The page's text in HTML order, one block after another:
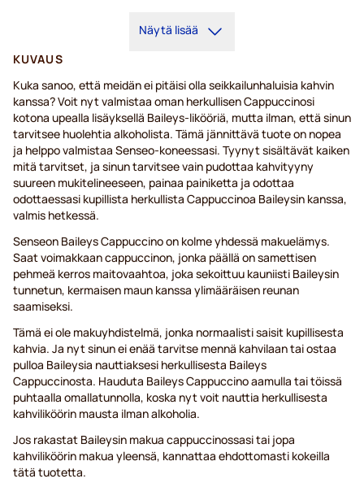
Näytä lisää
KUVAUS
Kuka sanoo, että meidän ei pitäisi olla seikkailunhaluisia kahvin
kanssa? Voit nyt valmistaa oman herkullisen Cappuccinosi
kotona upealla lisäyksellä Baileys-likööriä, mutta ilman, että sinun
tarvitsee huolehtia alkoholista. Tämä jännittävä tuote on nopea
ja helppo valmistaa Senseo-koneessasi. Tyynyt sisältävät kaiken
mitä tarvitset, ja sinun tarvitsee vain pudottaa kahvityyny
suureen mukitelineeseen, painaa painiketta ja odottaa
odottaessasi kupillista herkullista Cappuccinoa Baileysin kanssa,
valmis hetkessä.
Senseon Baileys Cappuccino on kolme yhdessä makuelämys.
Saat voimakkaan cappuccinon, jonka päällä on samettisen
pehmeä kerros maitovaahtoa, joka sekoittuu kauniisti Baileysin
tunnetun, kermaisen maun kanssa ylimääräisen reunan
saamiseksi.
Tämä ei ole makuyhdistelmä, jonka normaalisti saisit kupillisesta
kahvia. Ja nyt sinun ei enää tarvitse mennä kahvilaan tai ostaa
pulloa Baileysia nauttiaksesi herkullisesta Baileys
Cappuccinosta. Hauduta Baileys Cappuccino aamulla tai töissä
puhtaalla omallatunnolla, koska nyt voit nauttia herkullisesta
kahviliköörin mausta ilman alkoholia.
Jos rakastat Baileysin makua cappuccinossasi tai jopa
kahviliköörin makua yleensä, kannattaa ehdottomasti kokeilla
tätä tuotetta.